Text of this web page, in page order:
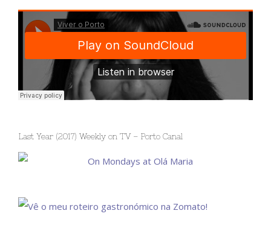
Last Year (2017) Weekly on TV – Porto Canal